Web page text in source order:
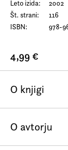
Leto izida
2002
Št. strani
116
ISBN
978-
4,99 €
O knjigi
V novi zbirki
pesnik Aleš
jezikom, ki se
O avtorju